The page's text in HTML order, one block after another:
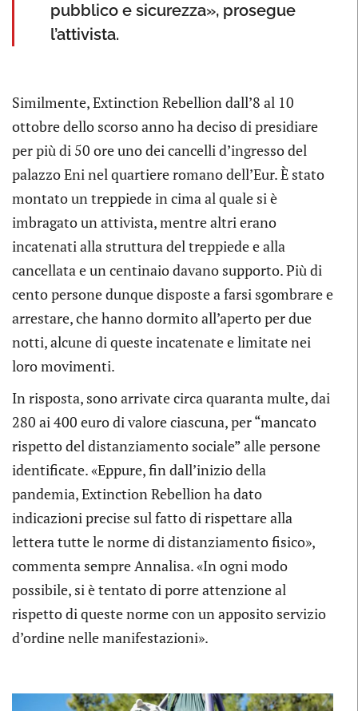
pubblico e sicurezza», prosegue
l’attivista.
Similmente, Extinction Rebellion dall’8 al 10
ottobre dello scorso anno ha deciso di presidiare
per più di 50 ore uno dei cancelli d’ingresso del
palazzo Eni nel quartiere romano dell’Eur. È stato
montato un treppiede in cima al quale si è
imbragato un attivista, mentre altri erano
incatenati alla struttura del treppiede e alla
cancellata e un centinaio davano supporto. Più di
cento persone dunque disposte a farsi sgombrare e
arrestare, che hanno dormito all’aperto per due
notti, alcune di queste incatenate e limitate nei
loro movimenti.
In risposta, sono arrivate circa quaranta multe, dai
280 ai 400 euro di valore ciascuna, per “mancato
rispetto del distanziamento sociale” alle persone
identificate. «Eppure, fin dall’inizio della
pandemia, Extinction Rebellion ha dato
indicazioni precise sul fatto di rispettare alla
lettera tutte le norme di distanziamento fisico»,
commenta sempre Annalisa. «In ogni modo
possibile, si è tentato di porre attenzione al
rispetto di queste norme con un apposito servizio
d’ordine nelle manifestazioni».